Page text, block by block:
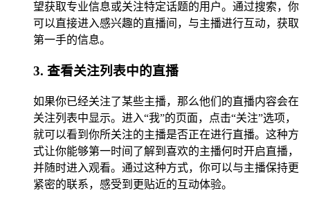
望获取专业信息或关注特定话题的用户。通过搜索，你
可以直接进入感兴趣的直播间，与主播进行互动，获取
第一手的信息。
3. 查看关注列表中的直播
如果你已经关注了某些主播，那么他们的直播内容会在
关注列表中显示。进入“我”的页面，点击“关注”选项，
就可以看到你所关注的主播是否正在进行直播。这种方
式让你能够第一时间了解到喜欢的主播何时开启直播，
并随时进入观看。通过这种方式，你可以与主播保持更
紧密的联系，感受到更贴近的互动体验。